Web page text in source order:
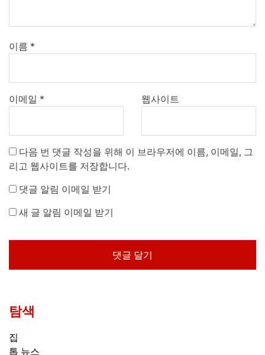
이름 *
이메일 * 웹사이트
다음 번 댓글 작성을 위해 이 브라우저에 이름, 이메일, 그
리고 웹사이트를 저장합니다.
댓글 알림 이메일 받기
새 글 알림 이메일 받기
탐색
집
톱 뉴스